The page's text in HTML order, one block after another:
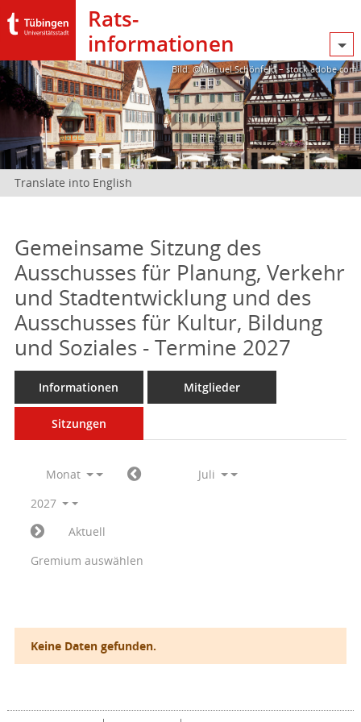
Rats­
informationen
Bild: @Manuel Schönfeld – stock.adobe.com
Translate into English
Gemeinsame Sitzung des
Ausschusses für Planung, Verkehr
und Stadtentwicklung und des
Ausschusses für Kultur, Bildung
und Soziales - Termine 2027
Informationen Mitglieder
Sitzungen
Monat
Juli
2027
Aktuell
Gremium auswählen
Keine Daten gefunden.